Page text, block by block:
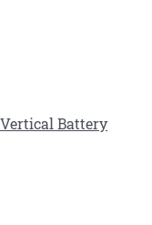
Battery